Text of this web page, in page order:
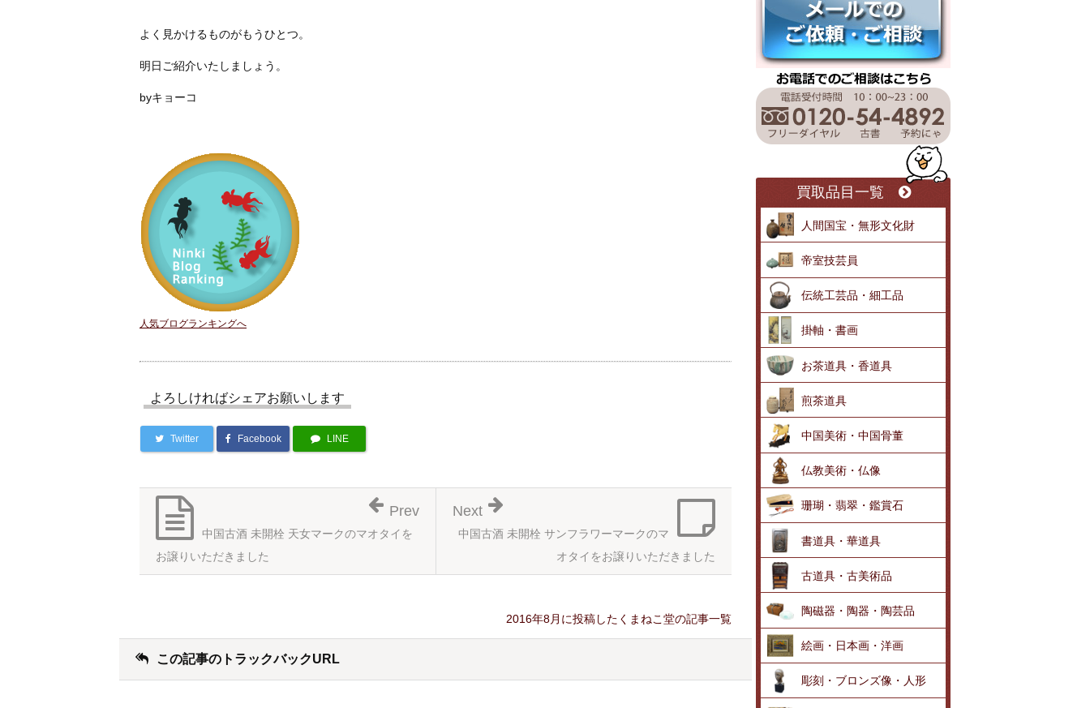
よく見かけるものがもうひとつ。
明日ご紹介いたしましょう。
byキョーコ
人気ブログランキングへ
よろしければシェアお願いします
Twitter Facebook LINE
中国古酒 未開栓 サンフラワーマークのマ
オタイをお譲りいただきました
Next
中国古酒 未開栓 天女マークのマオタイを
お譲りいただきました
Prev
2016年8月に投稿したくまねこ堂の記事一覧
この記事のトラックバックURL
買取品目一覧
人間国宝・無形文化財
帝室技芸員
伝統工芸品・細工品
掛軸・書画
お茶道具・香道具
煎茶道具
中国美術・中国骨董
仏教美術・仏像
珊瑚・翡翠・鑑賞石
書道具・華道具
古道具・古美術品
陶磁器・陶器・陶芸品
絵画・日本画・洋画
彫刻・ブロンズ像・人形